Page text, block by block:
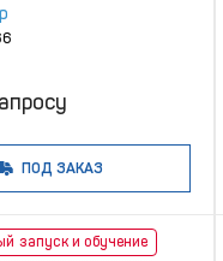
ПОД ЗАКАЗ
запуск и обучение